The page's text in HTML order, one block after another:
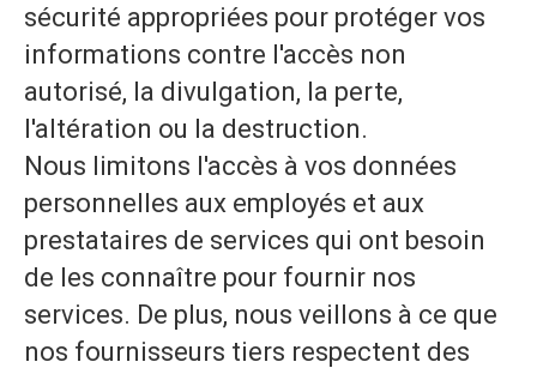
sécurité appropriées pour protéger vos
informations contre l'accès non
autorisé, la divulgation, la perte,
l'altération ou la destruction.
Nous limitons l'accès à vos données
personnelles aux employés et aux
prestataires de services qui ont besoin
de les connaître pour fournir nos
services. De plus, nous veillons à ce que
nos fournisseurs tiers respectent des